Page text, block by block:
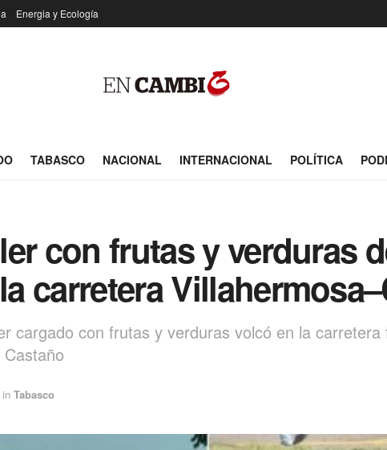
Energia y Ecología
TABASCO NACIONAL INTERNACIONAL POLÍTICA
con frutas y verduras
carretera
cargado con frutas y verduras volcó en la
in Tabasco